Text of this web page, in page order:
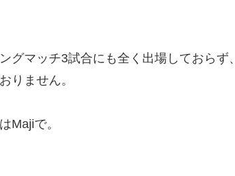
グマッチ3試合にも全く出場しておら
りません。
Majiで。